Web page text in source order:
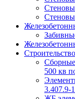
500 кв
3.407.9-